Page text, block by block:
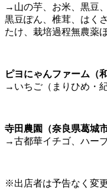
→山の芋、お米、黒豆
黒豆ぽん、椎茸、はく
たけ、栽培過程無農薬
ピヨにゃんファーム（
→いちご（まりひめ・
寺田農園（奈良県葛城市
→古都華イチゴ、ハー
※出店者は予告なく変